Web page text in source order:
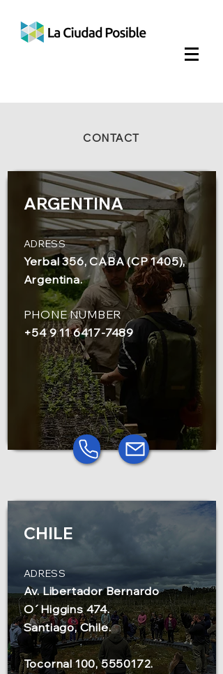
CONTACT
ARGENTINA
ADRESS
Yerbal 356, CABA (CP 1405),
Argentina.
PHONE NUMBER
+54 9 11 6417-7489
CHILE
ADRESS
Av. Libertador Bernardo
O´Higgins 474.
Santiago, Chile.
Tocornal 100, 5550172.